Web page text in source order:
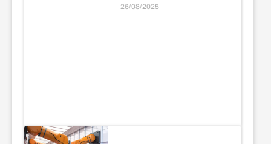
26/08/2025